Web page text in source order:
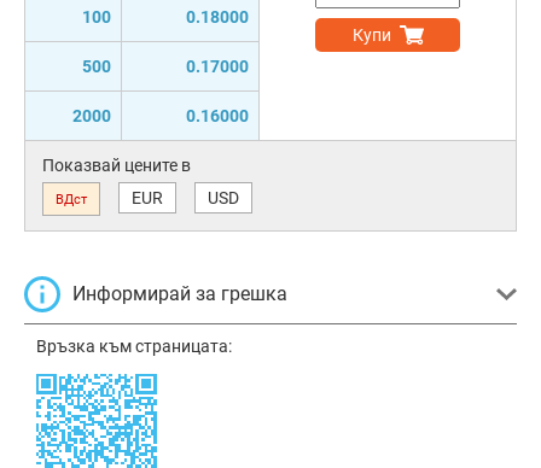
100 0.18000
500 0.17000
2000 0.16000
Купи
Показвай цените в
ВДст EUR USD
Информирай за грешка
Връзка към страницата: